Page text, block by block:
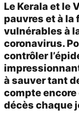
Le Kerala et le
pauvres et à
vulnérables à
coronavirus.
contrôler
à sauver tant
compte
décès chaque